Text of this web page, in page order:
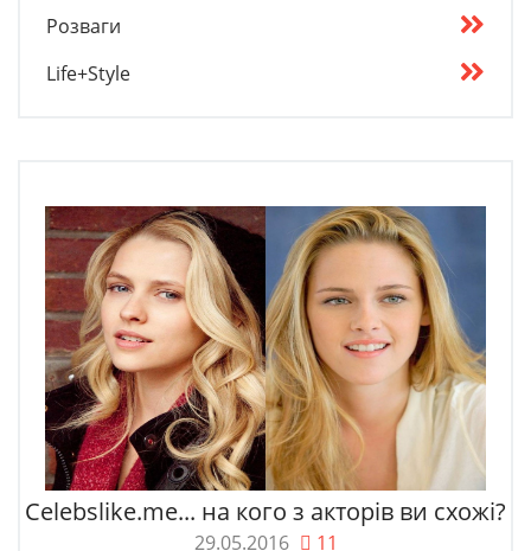
Розваги
Life+Style
Celebslike.me... на кого з акторів ви схожі?
29.05.2016 11